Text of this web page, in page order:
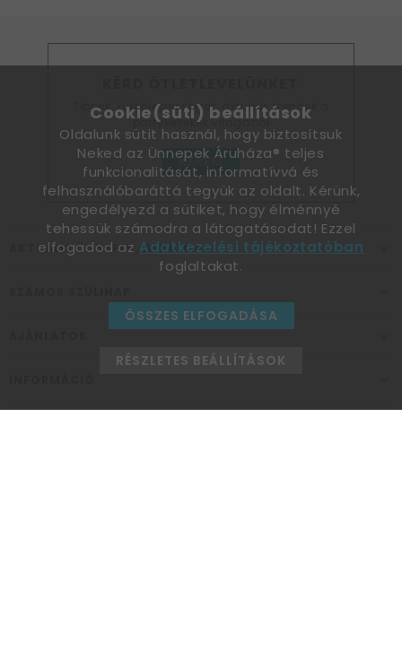
Tippek, különlegességek, aktuális trendek a
partykellékek világából
KÉREM
AKTUÁLIS ÜNNEPEK, ALKALMAK
Cookie(süti) beállítások
Oldalunk sütit használ, hogy biztosítsuk
Neked az Ünnepek Áruháza® teljes
funkcionalitását, informatívvá és
felhasználóbaráttá tegyük az oldalt. Kérünk,
engedélyezd a sütiket, hogy élménnyé
tehessük számodra a látogatásodat! Ezzel
elfogadod az Adatkezelési tájékoztatóban
foglaltakat.
ÖSSZES ELFOGADÁSA
RÉSZLETES BEÁLLÍTÁSOK